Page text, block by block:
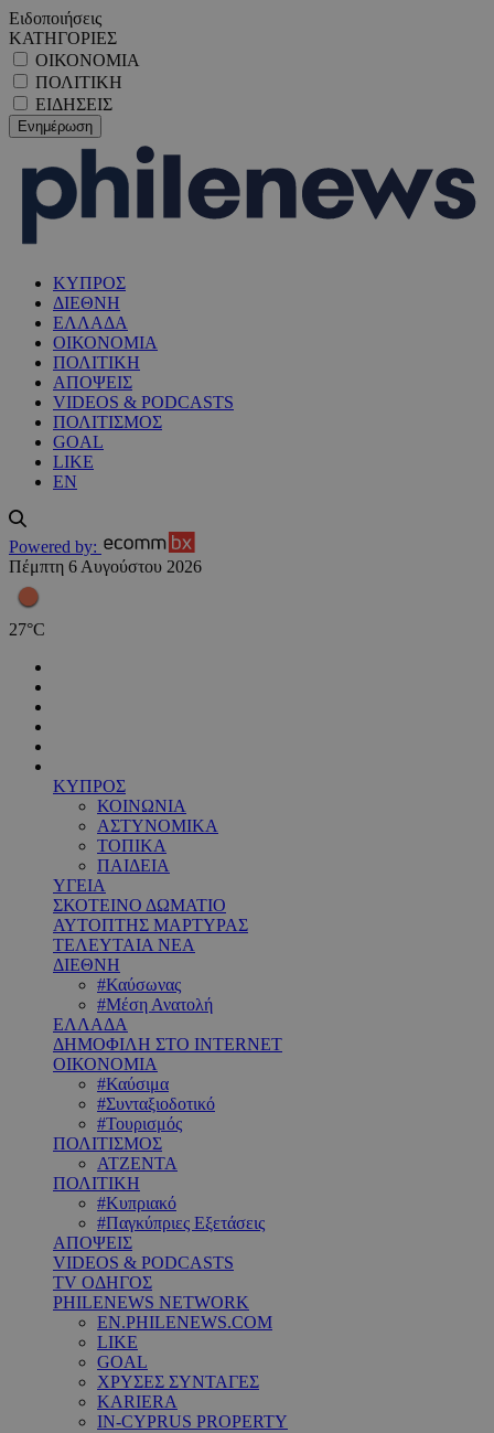
Ειδοποιήσεις
ΚΑΤΗΓΟΡΙΕΣ
ΟΙΚΟΝΟΜΙΑ
ΠΟΛΙΤΙΚΗ
ΕΙΔΗΣΕΙΣ
ΚΥΠΡΟΣ
ΔΙΕΘΝΗ
ΕΛΛΑΔΑ
ΟΙΚΟΝΟΜΙΑ
ΠΟΛΙΤΙΚΗ
ΑΠΟΨΕΙΣ
VIDEOS & PODCASTS
ΠΟΛΙΤΙΣΜΟΣ
GOAL
LIKE
EN
Powered by:
Πέμπτη 6 Αυγούστου 2026
27°C
ΚΥΠΡΟΣ
ΚΟΙΝΩΝΙΑ
ΑΣΤΥΝΟΜΙΚΑ
ΤΟΠΙΚΑ
ΠΑΙΔΕΙΑ
ΥΓΕΙΑ
ΣΚΟΤΕΙΝΟ ΔΩΜΑΤΙΟ
ΑΥΤΟΠΤΗΣ ΜΑΡΤΥΡΑΣ
ΤΕΛΕΥΤΑΙΑ ΝΕΑ
ΔΙΕΘΝΗ
#Καύσωνας
#Μέση Ανατολή
ΕΛΛΑΔΑ
ΔΗΜΟΦΙΛΗ ΣΤΟ INTERNET
ΟΙΚΟΝΟΜΙΑ
#Καύσιμα
#Συνταξιοδοτικό
#Τουρισμός
ΠΟΛΙΤΙΣΜΟΣ
ΑΤΖΕΝΤΑ
ΠΟΛΙΤΙΚΗ
#Κυπριακό
#Παγκύπριες Εξετάσεις
ΑΠΟΨΕΙΣ
VIDEOS & PODCASTS
TV ΟΔΗΓΟΣ
PHILENEWS NETWORK
EN.PHILENEWS.COM
LIKE
GOAL
ΧΡΥΣΕΣ ΣΥΝΤΑΓΕΣ
KARIERA
IN-CYPRUS PROPERTY